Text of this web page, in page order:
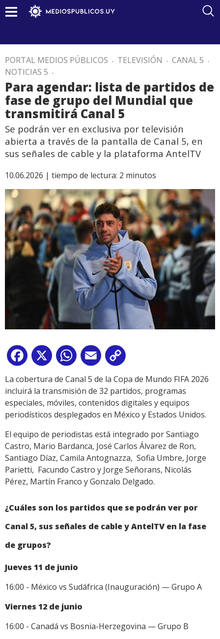
PORTAL MEDIOS PÚBLICOS . TELEVISIÓN . CANAL 5 .
NOTICIAS 5 .
Para agendar: lista de partidos de
fase de grupo del Mundial que
transmitirá Canal 5
Se podrán ver en exclusiva por televisión
abierta a través de la pantalla de Canal 5, en
sus señales de cable y la plataforma AntelTV
10.06.2026 | tiempo de lectura: 2 minutos
Facebook
X WhatsApp
Email
Link
La cobertura de Canal 5 de la Copa de Mundo FIFA 2026
incluirá la transmisión de 32 partidos, programas
especiales, móviles, contenidos digitales y equipos
periodísticos desplegados en México y Estados Unidos.
El equipo de periodistas está integrado por Santiago
Castro, Mario Bardanca, José Carlos Álvarez de Ron,
Santiago Díaz, Camila Antognazza, Sofia Umbre, Jorge
Parietti, Facundo Castro y Jorge Señorans, Nicolás
Pérez, Martín Franco y Gonzalo Delgado.
¿Cuáles son los partidos que se podrán ver por
Canal 5, sus señales de cable y AntelTV en la fase
de grupos?
Jueves 11 de junio
16:00 - México vs Sudáfrica (Inauguración) — Grupo A
Viernes 12 de junio
16:00 - Canadá vs Bosnia-Herzegovina — Grupo B